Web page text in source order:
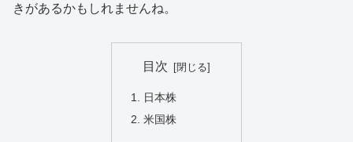
きがあるかもしれませんね。
目次
日本株
米国株